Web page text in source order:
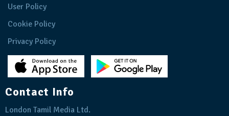
User Policy
Cookie Policy
Privacy Policy
Contact Info
London Tamil Media Ltd.